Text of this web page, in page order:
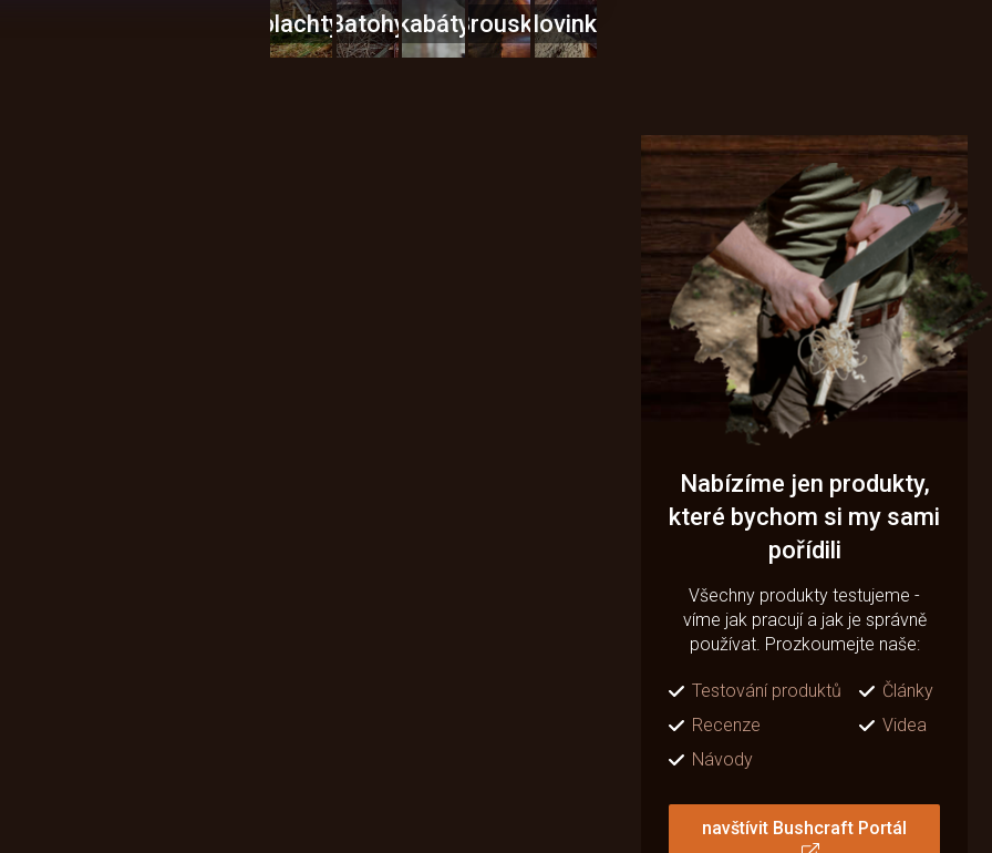
plachtyBatohykabátyBrouskyNovinky
Nabízíme jen produkty,
které bychom si my sami
pořídili
Všechny produkty testujeme -
víme jak pracují a jak je správně
používat. Prozkoumejte naše:
Testování produktů
Články
Recenze
Videa
Návody
navštívit Bushcraft Portál